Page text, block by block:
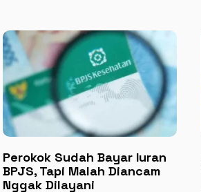
Perokok Sudah Bayar Iuran
BPJS, Tapi Malah Diancam
Nggak Dilayani